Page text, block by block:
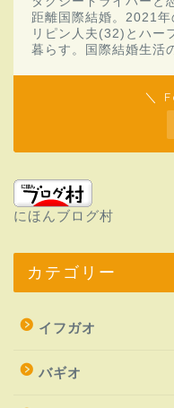
距離国際結婚。2021
リピン人夫(32)とハー
暮らす。国際結婚生活
＼
にほんブログ村
カテゴリー
イフガオ
バギオ